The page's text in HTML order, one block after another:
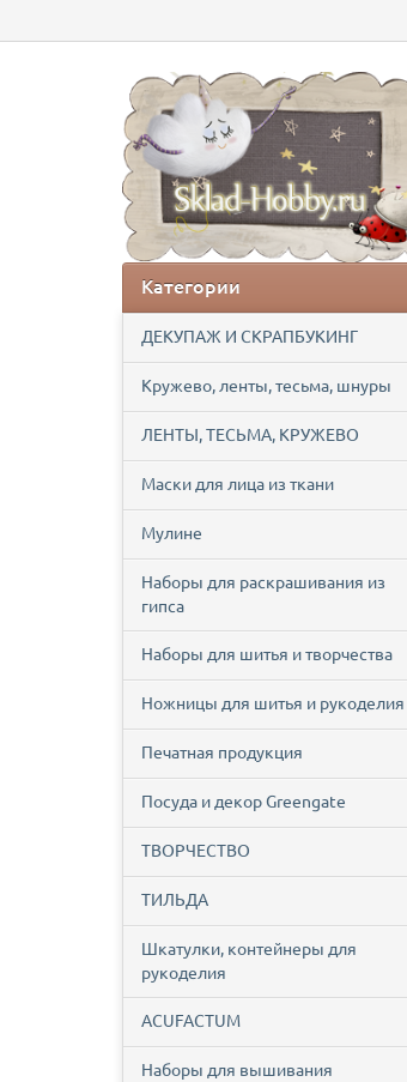
Категории
ДЕКУПАЖ И СКРАПБУКИНГ
Кружево, ленты, тесьма, шнуры
ЛЕНТЫ, ТЕСЬМА, КРУЖЕВО
Маски для лица из ткани
Мулине
Наборы для раскрашивания из
гипса
Наборы для шитья и творчества
Ножницы для шитья и рукоделия
Печатная продукция
Посуда и декор Greengate
ТВОРЧЕСТВО
ТИЛЬДА
Шкатулки, контейнеры для
рукоделия
ACUFACTUM
Наборы для вышивания